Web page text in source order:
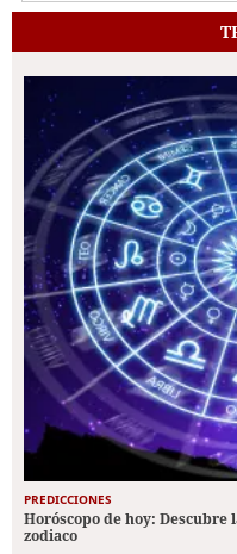
PREDICCIONES
Horóscopo de hoy: Descubre
zodiaco